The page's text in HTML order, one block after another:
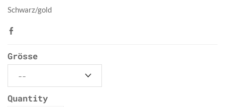
Schwarz/gold
Grösse
Quantity